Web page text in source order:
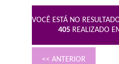
VOCÊ ESTÁ NO
405 REALIZADO
<< ANTERIOR